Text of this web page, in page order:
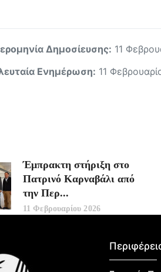
Δημοσίευσης: 11
Ενημέρωση: 11
Έμπρακτη στήριξη στο
Πατρινό Καρναβάλι από
την Περ...
11 Φεβρουαρίου 2026